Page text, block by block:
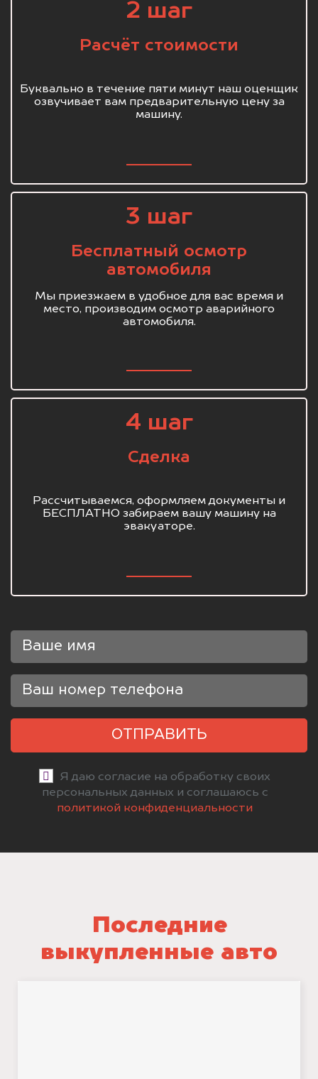
2 шаг
Расчёт стоимости
Буквально в течение пяти минут наш оценщик
озвучивает вам предварительную цену за
машину.
3 шаг
Бесплатный осмотр
автомобиля
Мы приезжаем в удобное для вас время и
место, производим осмотр аварийного
автомобиля.
4 шаг
Сделка
Рассчитываемся, оформляем документы и
БЕСПЛАТНО забираем вашу машину на
эвакуаторе.
ОТПРАВИТЬ
Я даю согласие на обработку своих
персональных данных и соглашаюсь с
политикой конфиденциальности
Последние
выкупленные авто